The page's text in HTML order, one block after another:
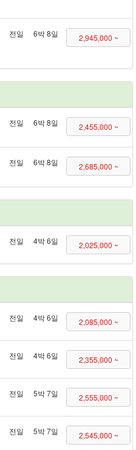
전일 6박 8일 2,945,000 ~
전일 6박 8일 2,455,000 ~
전일 6박 8일 2,685,000 ~
전일 4박 6일 2,025,000 ~
전일 4박 6일 2,085,000 ~
전일 4박 6일 2,355,000 ~
전일 5박 7일 2,555,000 ~
전일 5박 7일 2,545,000 ~